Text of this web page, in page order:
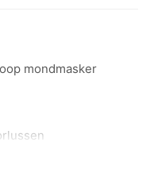
mondmasker